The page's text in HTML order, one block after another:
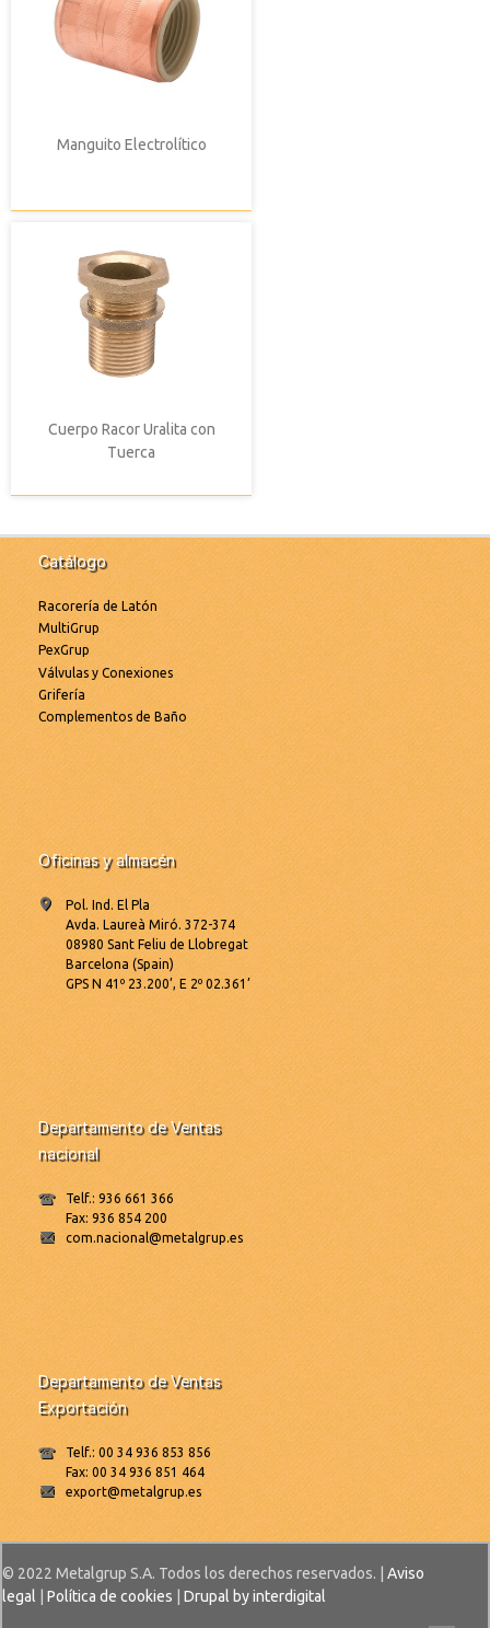
Manguito Electrolítico
Cuerpo Racor Uralita con
Tuerca
Catálogo
Racorería de Latón
MultiGrup
PexGrup
Válvulas y Conexiones
Grifería
Complementos de Baño
Oficinas y almacén
Pol. Ind. El Pla
Avda. Laureà Miró. 372-374
08980 Sant Feliu de Llobregat
Barcelona (Spain)
GPS N 41º 23.200’, E 2º 02.361’
Departamento de Ventas
nacional
Telf.: 936 661 366
Fax: 936 854 200
com.nacional@metalgrup.es
Departamento de Ventas
Exportación
Telf.: 00 34 936 853 856
Fax: 00 34 936 851 464
export@metalgrup.es
© 2022 Metalgrup S.A. Todos los derechos reservados. | Aviso
legal
Política de cookies Drupal by interdigital